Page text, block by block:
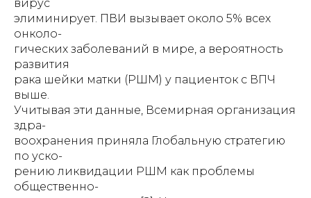
вирус
элиминирует. ПВИ вызывает около 5% всех
онколо-
гических заболеваний в мире, а вероятность
развития
рака шейки матки (РШМ) у пациенток с ВПЧ
выше.
Учитывая эти данные, Всемирная организация
здра-
воохранения приняла Глобальную стратегию
по уско-
рению ликвидации РШМ как проблемы
общественно-